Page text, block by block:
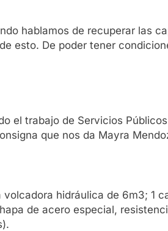
hablamos de recuperar las
esto. De poder tener
el trabajo de Servicios
que nos da Mayra
hidráulica de 6m3; 1
de acero especial,